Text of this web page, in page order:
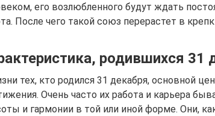
его возлюбленного будут ждать
После чего такой союз перерастет в
родившихся 31
тех, кто родился 31 декабря, основной
Очень часто их работа и карьера
и гармонии в той или иной форме. Они,